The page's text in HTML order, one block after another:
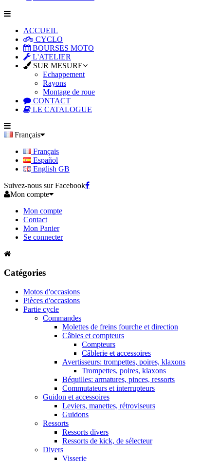
ACCUEIL
CYCLO
BOURSES MOTO
L'ATELIER
SUR MESURE
Echappement
Rayons
Montage de roue
CONTACT
LE CATALOGUE
Français
Français
Español
English GB
Suivez-nous sur Facebook
Mon compte
Mon compte
Contact
Mon Panier
Se connecter
Catégories
Motos d'occasions
Pièces d'occasions
Partie cycle
Commandes
Molettes de freins fourche et direction
Câbles et compteurs
Compteurs
Câblerie et accessoires
Avertisseurs: trompettes, poires, klaxons
Trompettes, poires, klaxons
Béquilles: armatures, pinces, ressorts
Commutateurs et interrupteurs
Guidon et accessoires
Leviers, manettes, rétroviseurs
Guidons
Ressorts
Ressorts divers
Ressorts de kick, de sélecteur
Divers
Visserie